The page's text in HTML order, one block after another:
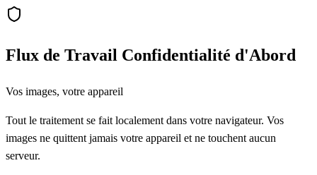
Flux de Travail Confidentialité d'Abord
Vos images, votre appareil
Tout le traitement se fait localement dans votre navigateur. Vos
images ne quittent jamais votre appareil et ne touchent aucun
serveur.